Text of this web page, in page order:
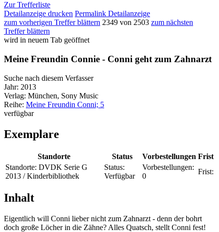
Zur Trefferliste
Detailanzeige drucken Permalink Detailanzeige
zum vorherigen Treffer blättern 2349 von 2503 zum nächsten
Treffer blättern
wird in neuem Tab geöffnet
Meine Freundin Connie - Conni geht zum Zahnarzt
Suche nach diesem Verfasser
Jahr: 2013
Verlag: München, Sony Music
Reihe: Meine Freundin Conni; 5
verfügbar
Exemplare
Standorte Status Vorbestellungen Frist
Standorte: DVDK Serie G
2013 / Kinderbibliothek
Status:
Verfügbar
Vorbestellungen:
0
Frist:
Inhalt
Eigentlich will Conni lieber nicht zum Zahnarzt - denn der bohrt
doch große Löcher in die Zähne? Alles Quatsch, stellt Conni fest!